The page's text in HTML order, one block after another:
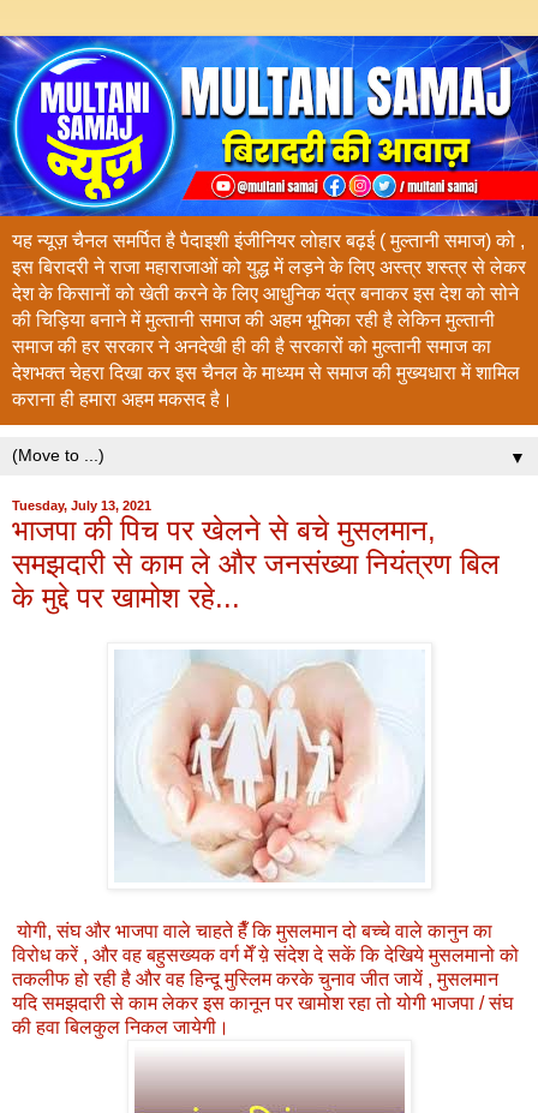
यह न्यूज़ चैनल समर्पित है पैदाइशी इंजीनियर लोहार बढ़ई ( मुल्तानी समाज) को ,
इस बिरादरी ने राजा महाराजाओं को युद्ध में लड़ने के लिए अस्त्र शस्त्र से लेकर
देश के किसानों को खेती करने के लिए आधुनिक यंत्र बनाकर इस देश को सोने
की चिड़िया बनाने में मुल्तानी समाज की अहम भूमिका रही है लेकिन मुल्तानी
समाज की हर सरकार ने अनदेखी ही की है सरकारों को मुल्तानी समाज का
देशभक्त चेहरा दिखा कर इस चैनल के माध्यम से समाज की मुख्यधारा में शामिल
कराना ही हमारा अहम मकसद है।
▼
Tuesday, July 13, 2021
भाजपा की पिच पर खेलने से बचे मुसलमान,
समझदारी से काम ले और जनसंख्या नियंत्रण बिल
के मुद्दे पर खामोश रहे...
योगी, संघ और भाजपा वाले चाहते हैँ कि मुसलमान दो बच्चे वाले कानुन का
विरोध करें , और वह बहुसख्यक वर्ग मेँ य़े संदेश दे सकें कि देखिये मुसलमानो को
तकलीफ हो रही है और वह हिन्दू मुस्लिम करके चुनाव जीत जायें , मुसलमान
यदि समझदारी से काम लेकर इस कानून पर खामोश रहा तो योगी भाजपा / संघ
की हवा बिलकुल निकल जायेगी।